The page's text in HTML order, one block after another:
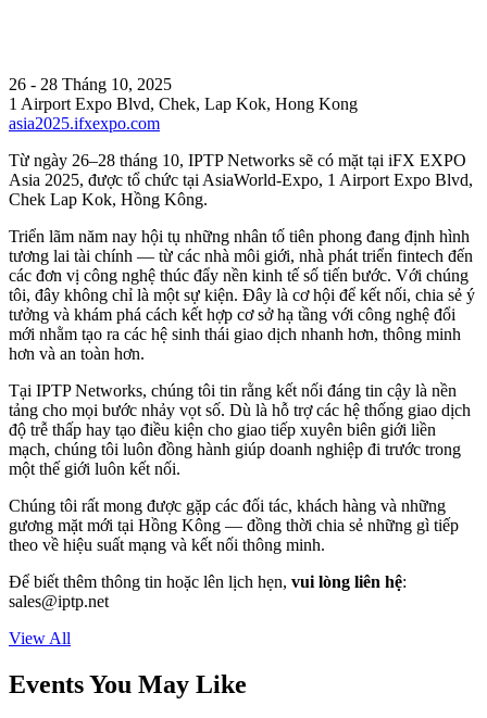
26 - 28 Tháng 10, 2025
1 Airport Expo Blvd, Chek, Lap Kok, Hong Kong
asia2025.ifxexpo.com
Từ ngày 26–28 tháng 10, IPTP Networks sẽ có mặt tại iFX EXPO
Asia 2025, được tổ chức tại AsiaWorld-Expo, 1 Airport Expo Blvd,
Chek Lap Kok, Hồng Kông.
Triển lãm năm nay hội tụ những nhân tố tiên phong đang định hình
tương lai tài chính — từ các nhà môi giới, nhà phát triển fintech đến
các đơn vị công nghệ thúc đẩy nền kinh tế số tiến bước. Với chúng
tôi, đây không chỉ là một sự kiện. Đây là cơ hội để kết nối, chia sẻ ý
tưởng và khám phá cách kết hợp cơ sở hạ tầng với công nghệ đổi
mới nhằm tạo ra các hệ sinh thái giao dịch nhanh hơn, thông minh
hơn và an toàn hơn.
Tại IPTP Networks, chúng tôi tin rằng kết nối đáng tin cậy là nền
tảng cho mọi bước nhảy vọt số. Dù là hỗ trợ các hệ thống giao dịch
độ trễ thấp hay tạo điều kiện cho giao tiếp xuyên biên giới liền
mạch, chúng tôi luôn đồng hành giúp doanh nghiệp đi trước trong
một thế giới luôn kết nối.
Chúng tôi rất mong được gặp các đối tác, khách hàng và những
gương mặt mới tại Hồng Kông — đồng thời chia sẻ những gì tiếp
theo về hiệu suất mạng và kết nối thông minh.
Để biết thêm thông tin hoặc lên lịch hẹn, vui lòng liên hệ:
sales
iptp.net
View All
Events You May Like